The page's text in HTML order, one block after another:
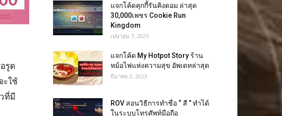
รูด
ะใช้
ที่มี
แจกโค้ดคุกกี้รันคิงดอม ล่าสุด
30,000เพชร Cookie Run
Kingdom
เมษายน 7, 2025
แจกโค้ด My Hotpot Story ร้าน
หม้อไฟแห่งความสุข อัพเดทล่าสุด
มีนาคม 3, 2023
ROV สอนวิธีการทำชื่อ “ สี ” ทำได้
ในระบบโทรศัพท์มือถือ